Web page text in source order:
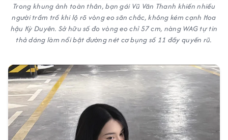
Trong khung ảnh toàn thân, bạn gái Vũ Văn Thanh khiến nhiều
người trầm trồ khi lộ rõ vòng eo săn chắc, không kém cạnh Hoa
hậu Kỳ Duyên. Sở hữu số đo vòng eo chỉ 57 cm, nàng WAG tự tin
thả dáng làm nổi bật đường nét cơ bụng số 11 đầy quyến rũ.